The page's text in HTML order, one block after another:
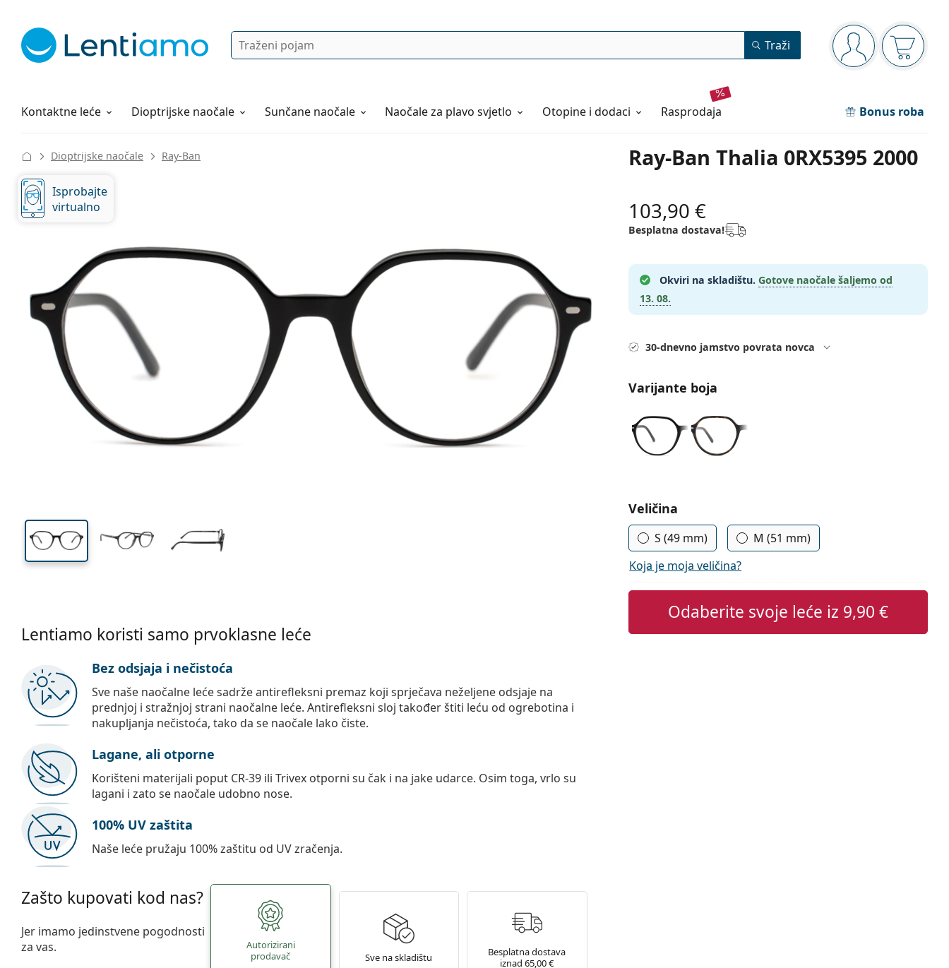
Navigacijska ploča
ste prijavljeni
Pretraga Traži
Kontaktne leće
Otopine za leće Dioptrijske naočale Sunčane naočale Naočaleza plavo svjetlo Otopine i dodaci rasprodaja Bonus roba
Sve o kupovini
Ray-Ban Thalia 0RX5395 2000
Dioptrijske naočale Ray-Ban
Isprobajte
virtualno
103,90 €
Besplatna dostava!
Okviri na skladištu. Gotove naočale šaljemo od
13. 08.
30-dnevno jamstvo povrata novca
Varijante boja
Odaberite parametre
Veličina
S (49 mm)
M (51 mm)
Koja je moja veličina?
Odaberite svoje leće iz 9,90 €
Lentiamo koristi samo prvoklasne leće
Bez odsjaja i nečistoća
Sve naše naočalne leće sadrže antirefleksni premaz koji sprječava neželjene odsjaje na
prednjoj i stražnjoj strani naočalne leće. Antirefleksni sloj također štiti leću od ogrebotina i
nakupljanja nečistoća, tako da se naočale lako čiste.
Lagane, ali otporne
Korišteni materijali poput CR-39 ili Trivex otporni su čak i na jake udarce. Osim toga, vrlo su
lagani i zato se naočale udobno nose.
100% UV zaštita
Naše leće pružaju 100% zaštitu od UV zračenja.
Zašto kupovati kod nas?
Jer imamo jedinstvene pogodnosti
za vas.
Autorizirani
prodavač
Sve na skladištu
Besplatna dostava
iznad 65,00 €